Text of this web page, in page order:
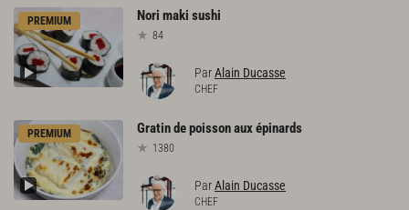
PREMIUM Nori maki sushi
84
ParAlain Ducasse
CHEF
PREMIUM Gratindepoissonauxépinards
1380
ParAlain Ducasse
CHEF